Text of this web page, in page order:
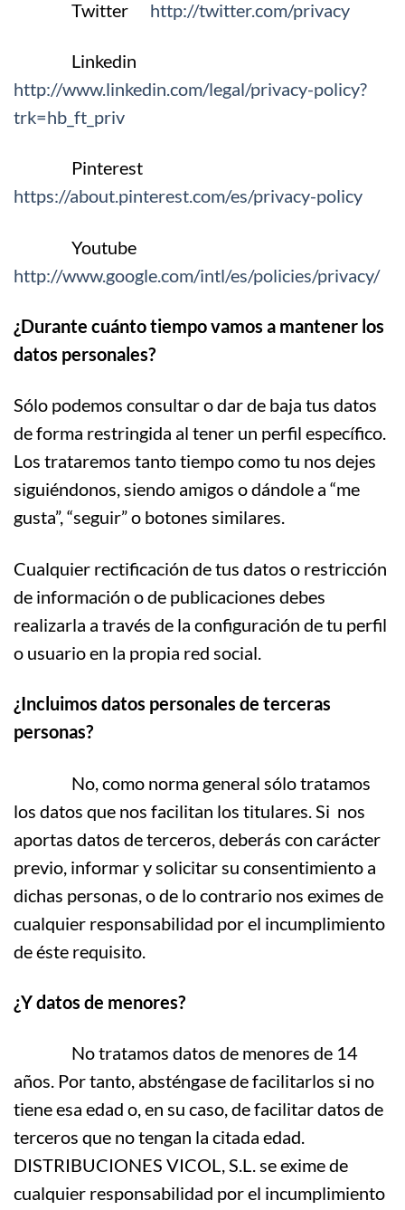
Twitter http://twitter.com/privacy
Linkedin
http://www.linkedin.com/legal/privacy-policy?
trk=hb_ft_priv
Pinterest
https://about.pinterest.com/es/privacy-policy
Youtube
http://www.google.com/intl/es/policies/privacy/
¿Durante cuánto tiempo vamos a mantener los
datos personales?
Sólo podemos consultar o dar de baja tus datos
de forma restringida al tener un perfil específico.
Los trataremos tanto tiempo como tu nos dejes
siguiéndonos, siendo amigos o dándole a “me
gusta”, “seguir” o botones similares.
Cualquier rectificación de tus datos o restricción
de información o de publicaciones debes
realizarla a través de la configuración de tu perfil
o usuario en la propia red social.
¿Incluimos datos personales de terceras
personas?
No, como norma general sólo tratamos
los datos que nos facilitan los titulares. Si nos
aportas datos de terceros, deberás con carácter
previo, informar y solicitar su consentimiento a
dichas personas, o de lo contrario nos eximes de
cualquier responsabilidad por el incumplimiento
de éste requisito.
¿Y datos de menores?
No tratamos datos de menores de 14
años. Por tanto, absténgase de facilitarlos si no
tiene esa edad o, en su caso, de facilitar datos de
terceros que no tengan la citada edad.
DISTRIBUCIONES VICOL, S.L. se exime de
cualquier responsabilidad por el incumplimiento